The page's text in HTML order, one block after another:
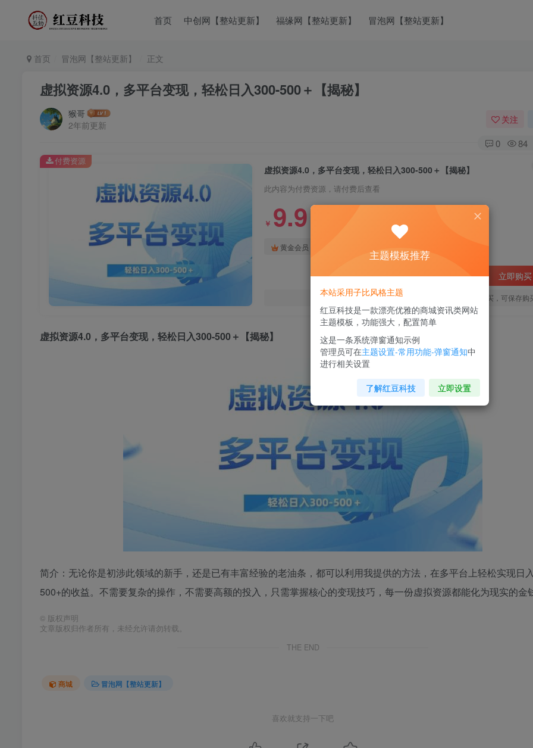
首页 中创网【整站更新】 福缘网【整站更新】 冒泡网【整站更新】
首页 冒泡网【整站更新】 正文
虚拟资源4.0，多平台变现，轻松日入300-500＋【揭秘】
猴哥
2年前更新
关注
0 84
虚拟资源4.0，多平台变现，轻松日入300-500＋【揭秘】
此内容为付费资源，请付费后查看
￥ 9.9
黄金会员
立即购买
您当前未登录！建议登陆后购买，可保存购
付费资源
虚拟资源4.0 ，多平台变现，轻松日入300-500＋【揭秘】
简介：无论你是初涉此领域的新手，还是已有丰富经验的老油条，都可以利用我提供的方法，在多平台上轻松实现日
500+的收益。不需要复杂的操作，不需要高额的投入，只需掌握核心的变现技巧，每一份虚拟资源都能化为现实的金
© 版权声明
文章版权归作者所有，未经允许请勿转载。
THE END
商城 冒泡网【整站更新】
喜欢就支持一下吧
主题模板推荐
本站采用子比风格主题
红豆科技是一款漂亮优雅的商城资讯类网站
主题模板，功能强大，配置简单
这是一条系统弹窗通知示例
管理员可在主题设置-常用功能-弹窗通知中
进行相关设置
了解红豆科技 立即设置